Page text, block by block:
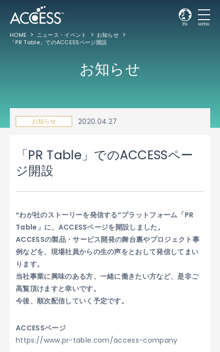
EN MENU
HOME ニュース・イベント
お知らせ
「PR Table」でのACCESSページ開設
お知らせ
お知らせ 2020.04.27
「PR Table」でのACCESSペー
ジ開設
“わが社のストーリーを発信する”プラットフォーム「PR
Table」に、ACCESSページを開設しました。
ACCESSの製品・サービス開発の舞台裏やプロジェクト事
例などを、現場社員からの生の声をとおして発信してまい
ります。
当社事業に興味のある方、一緒に働きたい方など、是非ご
高覧頂けますと幸いです。
今後、順次配信していく予定です。
ACCESSページ
https://www.pr-table.com/access-company